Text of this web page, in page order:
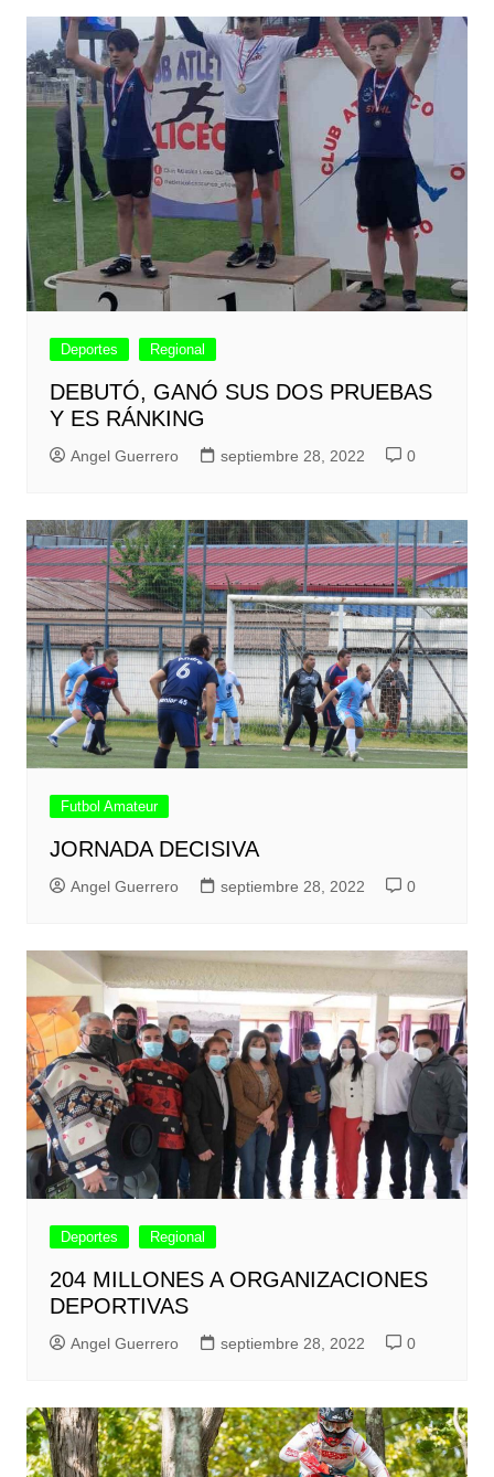
Deportes Regional
DEBUTÓ, GANÓ SUS DOS PRUEBAS
Y ES RÁNKING
Angel Guerrero septiembre 28, 2022 0
Futbol Amateur
JORNADA DECISIVA
Angel Guerrero septiembre 28, 2022 0
Deportes Regional
204 MILLONES A ORGANIZACIONES
DEPORTIVAS
Angel Guerrero septiembre 28, 2022 0